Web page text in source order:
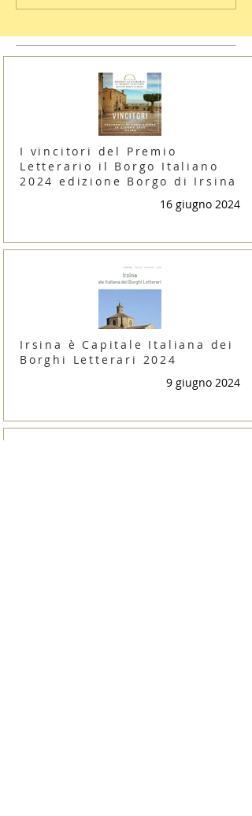
I vincitori del Premio
Letterario il Borgo Italiano
2024 edizione Borgo di Irsina
16 giugno 2024
Irsina è Capitale Italiana dei
Borghi Letterari 2024
9 giugno 2024